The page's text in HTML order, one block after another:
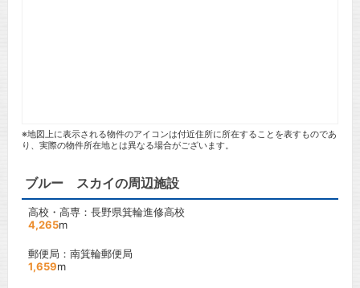
※地図上に表示される物件のアイコンは付近住所に所在することを表すものであ
り、実際の物件所在地とは異なる場合がございます。
ブルー スカイの周辺施設
高校・高専：長野県箕輪進修高校
4,265m
郵便局：南箕輪郵便局
1,659m